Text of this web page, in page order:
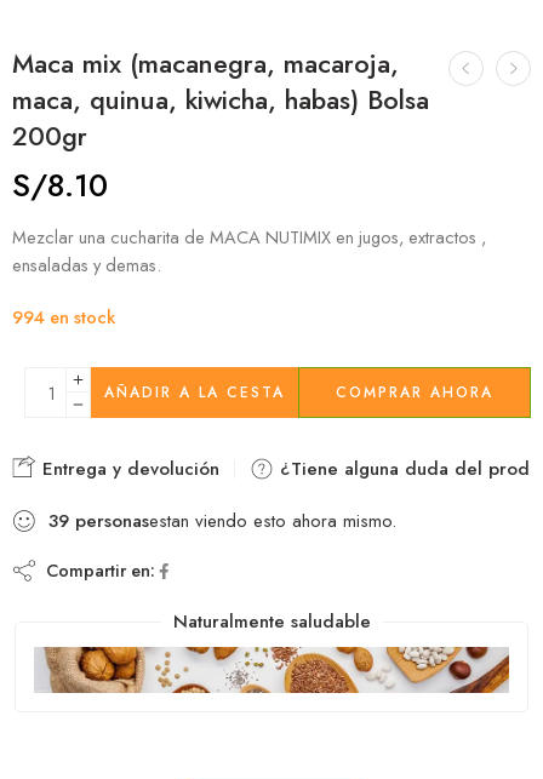
Maca mix (macanegra, macaroja,
maca, quinua, kiwicha, habas) Bolsa
200gr
S/8.10
Mezclar una cucharita de MACA NUTIMIX en jugos, extractos ,
ensaladas y demas.
994 en stock
AÑADIR A LA CESTA COMPRAR AHORA
Entrega y devolución
¿Tiene alguna duda del
39 personasestan viendo esto ahora mismo.
Compartir en:
Naturalmente saludable